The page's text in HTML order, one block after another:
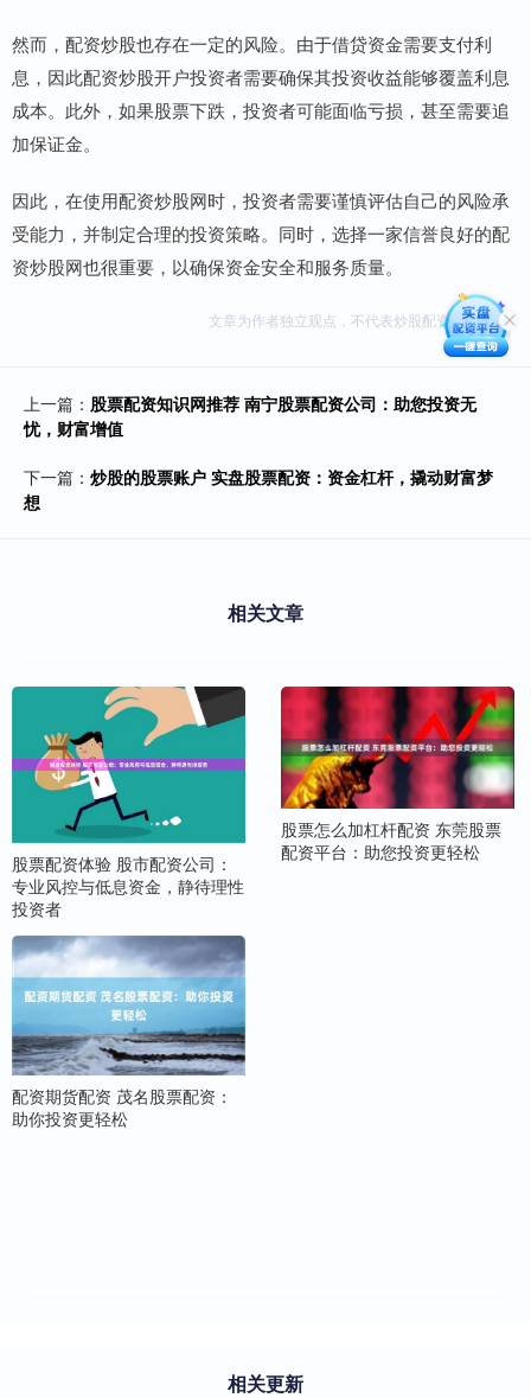
然而，配资炒股也存在一定的风险。由于借贷资金需要支付利
息，因此配资炒股开户投资者需要确保其投资收益能够覆盖利息
成本。此外，如果股票下跌，投资者可能面临亏损，甚至需要追
加保证金。
因此，在使用配资炒股网时，投资者需要谨慎评估自己的风险承
受能力，并制定合理的投资策略。同时，选择一家信誉良好的配
资炒股网也很重要，以确保资金安全和服务质量。
文章为作者独立观点，不代表炒股配资网站观点
上一篇： 股票配资知识网推荐 南宁股票配资公司：助您投资无
忧，财富增值
下一篇： 炒股的股票账户 实盘股票配资：资金杠杆，撬动财富梦
想
相关文章
股票配资体验 股市配资公司：
专业风控与低息资金，静待理性
投资者
股票怎么加杠杆配资 东莞股票
配资平台：助您投资更轻松
配资期货配资 茂名股票配资：
助你投资更轻松
相关更新